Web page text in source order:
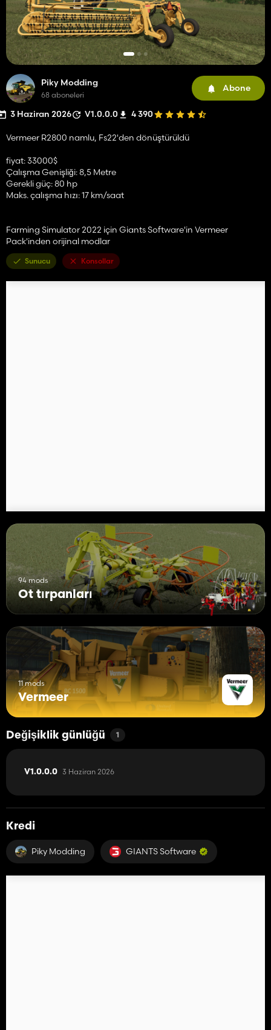
Piky Modding
68 aboneleri
Abone
3 Haziran 2026 V1.0.0.0 4 390
Vermeer R2800 namlu, Fs22'den dönüştürüldü
fiyat: 33000$
Çalışma Genişliği: 8,5 Metre
Gerekli güç: 80 hp
Maks. çalışma hızı: 17 km/saat
Farming Simulator 2022 için Giants Software'in Vermeer
Pack'inden orijinal modlar
Sunucu Konsollar
94 mods
Ot tırpanları
11 mods
Vermeer
Değişiklik günlüğü 1
V1.0.0.0 3 Haziran 2026
Kredi
Piky Modding GIANTS Software